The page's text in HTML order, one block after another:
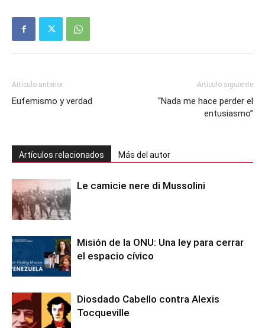
Artículo anterior
Eufemismo y verdad
Artículo siguiente
“Nada me hace perder el
entusiasmo”
Artículos relacionados Más del autor
Le camicie nere di Mussolini
Misión de la ONU: Una ley para cerrar
el espacio cívico
Diosdado Cabello contra Alexis
Tocqueville